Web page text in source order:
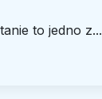
to jedno z...